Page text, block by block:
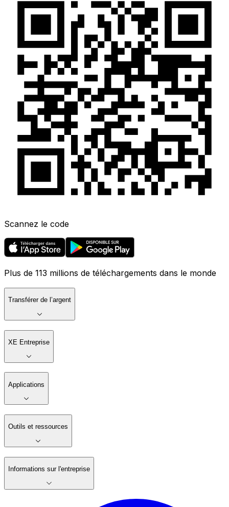
Scannez le code
Plus de 113 millions de téléchargements dans le monde
Transférer de l’argent
XE Entreprise
Applications
Outils et ressources
Informations sur l'entreprise